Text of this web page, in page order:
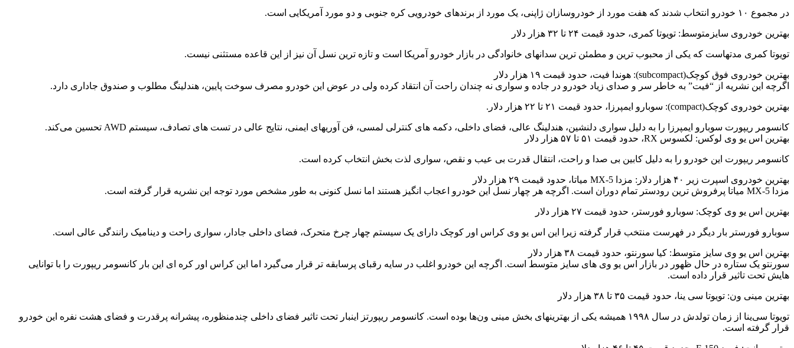
در مجموع ۱۰ خودرو انتخاب شدند که هفت مورد از خودروسازان ژاپنی، یک مورد از برندهای خودرویی کره جنوبی و دو مورد آمریکایی است.
بهترین خودروی سایزمتوسط: تویوتا کمری، حدود قیمت ۲۴ تا ۳۲ هزار دلار
تویوتا کمری مدتهاست که یکی از محبوب ترین و مطمئن ترین سدانهای خانوادگی در بازار خودرو آمریکا است و تازه ترین نسل آن نیز از این قاعده مستثنی نیست.
بهترین خودروی فوق کوچک(subcompact): هوندا فیت، حدود قیمت ۱۹ هزار دلار
اگرچه این نشریه از “فیت” به خاطر سر و صدای زیاد خودرو در جاده و سواری نه چندان راحت آن انتقاد کرده ولی در عوض این خودرو مصرف سوخت پایین، هندلینگ مطلوب و صندوق جاداری دارد.
بهترین خودروی کوچک(compact): سوبارو ایمپرزا، حدود قیمت ۲۱ تا ۲۲ هزار دلار.
کانسومر ریپورت سوبارو ایمپرزا را به دلیل سواری دلنشین، هندلینگ عالی، فضای داخلی، دکمه های کنترلی لمسی، فن آوریهای ایمنی، نتایج عالی در تست های تصادف، سیستم AWD تحسین می‌کند.
بهترین اس یو وی لوکس: لکسوس RX، حدود قیمت ۵۱ تا ۵۷ هزار دلار
کانسومر ریپورت این خودرو را به دلیل کابین بی صدا و راحت، انتقال قدرت بی عیب و نقص، سواری لذت بخش انتخاب کرده است.
بهترین خودروی اسپرت زیر ۴۰ هزار دلار: مزدا MX-5 میاتا، حدود قیمت ۲۹ هزار دلار
مزدا MX-5 میاتا پرفروش ترین رودستر تمام دوران است. اگرچه هر چهار نسل این خودرو اعجاب انگیز هستند اما نسل کنونی به طور مشخص مورد توجه این نشریه قرار گرفته است.
بهترین اس یو وی کوچک: سوبارو فورستر، حدود قیمت ۲۷ هزار دلار
سوبارو فورستر بار دیگر در فهرست منتخب قرار گرفته زیرا این اس یو وی کراس اور کوچک دارای یک سیستم چهار چرخ متحرک، فضای داخلی جادار، سواری راحت و دینامیک رانندگی عالی است.
بهترین اس یو وی سایز متوسط: کیا سورنتو، حدود قیمت ۳۸ هزار دلار
سورنتو یک ستاره در حال ظهور در بازار اس یو وی های سایز متوسط است. اگرچه این خودرو اغلب در سایه رقبای پرسابقه تر قرار می‌گیرد اما این کراس اور کره ای این بار کانسومر ریپورت را با توانایی
هایش تحت تاثیر قرار داده است.
بهترین مینی ون: تویوتا سی ینا، حدود قیمت ۳۵ تا ۳۸ هزار دلار
تویوتا سی‌ینا از زمان تولدش در سال ۱۹۹۸ همیشه یکی از بهترینهای بخش مینی ون‌ها بوده است. کانسومر ریپورتز اینبار تحت تاثیر فضای داخلی چندمنظوره، پیشرانه پرقدرت و فضای هشت نفره این خودرو
قرار گرفته است.